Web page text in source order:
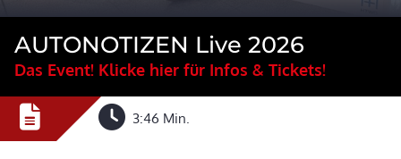
AUTONOTIZEN Live 2026
Das Event! Klicke hier für Infos & Tickets!
3:46 Min.